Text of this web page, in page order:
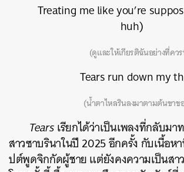
Treating me like you’re
huh)
(ดูและให้เกียรติฉันอย่างที่คว
Tears run down my
(น้ำตาไหลรินลงมาตามต้นขาข
Tearsเรียกได้ว่าเป็นเพลงที่กลับม
สาวซาบรินาในปี 2025 อีกครั้ง กับเนื้อห
ปต์พูดจิกกัดผู้ชาย แต่ยังคงความเป็นสา